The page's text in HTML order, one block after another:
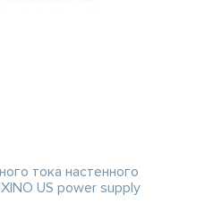
тока настенного
US power supply